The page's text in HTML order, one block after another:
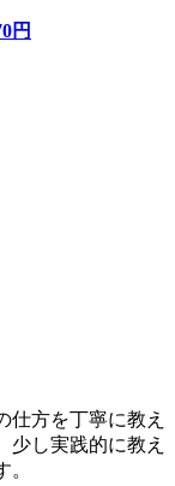
円
仕方を丁寧に教え
少し実践的に教え